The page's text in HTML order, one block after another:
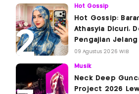
Hot Gossip
Hot Gossip:
Athasyia Dicuri,
Pengajian Jelang
09 Agustus 2026 WIB
Musik
Neck Deep
Project 2026